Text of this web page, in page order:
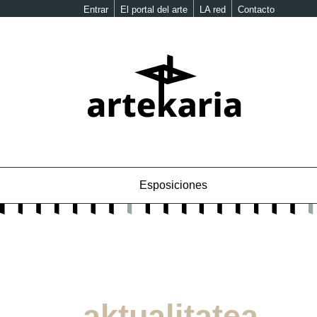
Entrar El portal del arte LA red Contacto
Esposiciones